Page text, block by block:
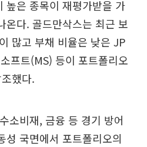
높은 종목이 재평가받을 가
온다. 골드만삭스는 최근 보
많고 부채 비율은 낮은 JP
프트(MS) 등이 포트폴리오
했다.
소비재, 금융 등 경기 방어
성 국면에서 포트폴리오의